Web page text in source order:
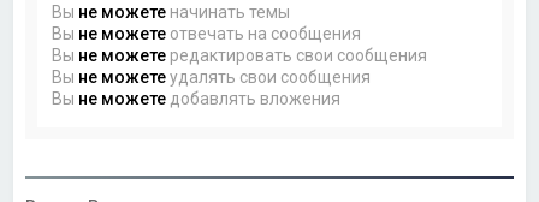
Вы не можете начинать темы
Вы не можете отвечать на сообщения
Вы не можете редактировать свои сообщения
Вы не можетеудалять свои сообщения
Вы не можете добавлять вложения